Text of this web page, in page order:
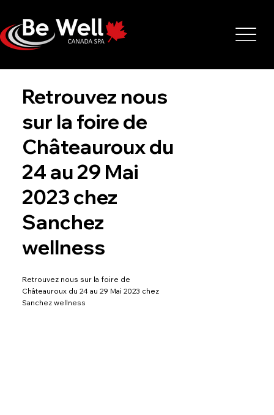
Retrouvez nous
sur la foire de
Châteauroux du
24 au 29 Mai
2023 chez
Sanchez
wellness
Retrouvez nous sur la foire de
Châteauroux du 24 au 29 Mai 2023 chez
Sanchez wellness